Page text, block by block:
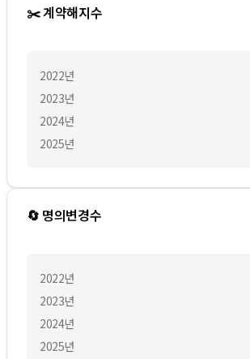
✂️ 계약해지수
2022년
2023년
2024년
2025년
🔄 명의변경수
2022년
2023년
2024년
2025년